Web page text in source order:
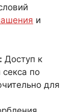
и
Доступ к
по
для